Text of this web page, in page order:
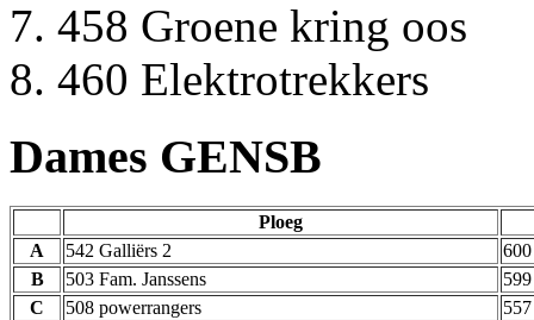
458 Groene kring oos
460 Elektrotrekkers
Dames GENSB
Ploeg
A
542 Galliërs 2
B
503 Fam. Janssens
C
508 powerrangers